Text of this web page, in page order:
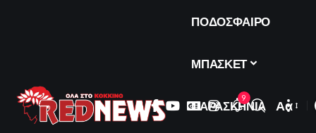
ΠΟΔΟΣΦΑΙΡΟ
ΜΠΑΣΚΕΤ
ΠΑΡΑΣΚΗΝΙΑ
9
Font
Αα